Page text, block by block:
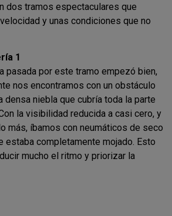
dos tramos espectaculares que
y unas condiciones que no
1
pasada por este tramo empezó bien,
nos encontramos con un obstáculo
densa niebla que cubría toda la parte
la visibilidad reducida a casi cero, y
más, íbamos con neumáticos de seco
estaba completamente mojado. Esto
mucho el ritmo y priorizar la